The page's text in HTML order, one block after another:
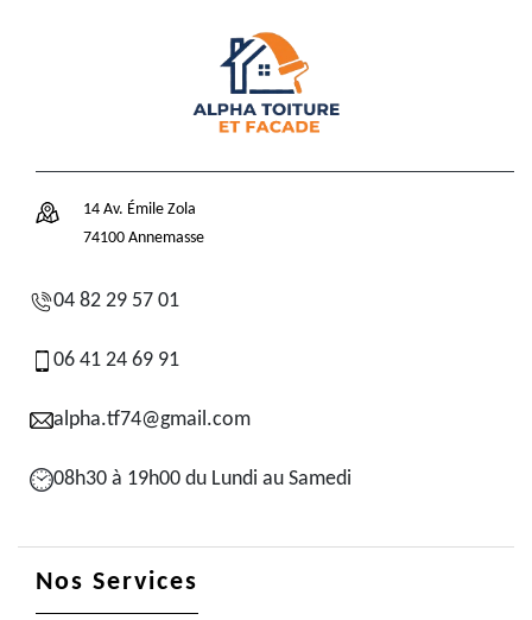
14 Av. Émile Zola
74100 Annemasse
04 82 29 57 01
06 41 24 69 91
alpha.tf74@gmail.com
08h30 à 19h00 du Lundi au Samedi
Nos Services